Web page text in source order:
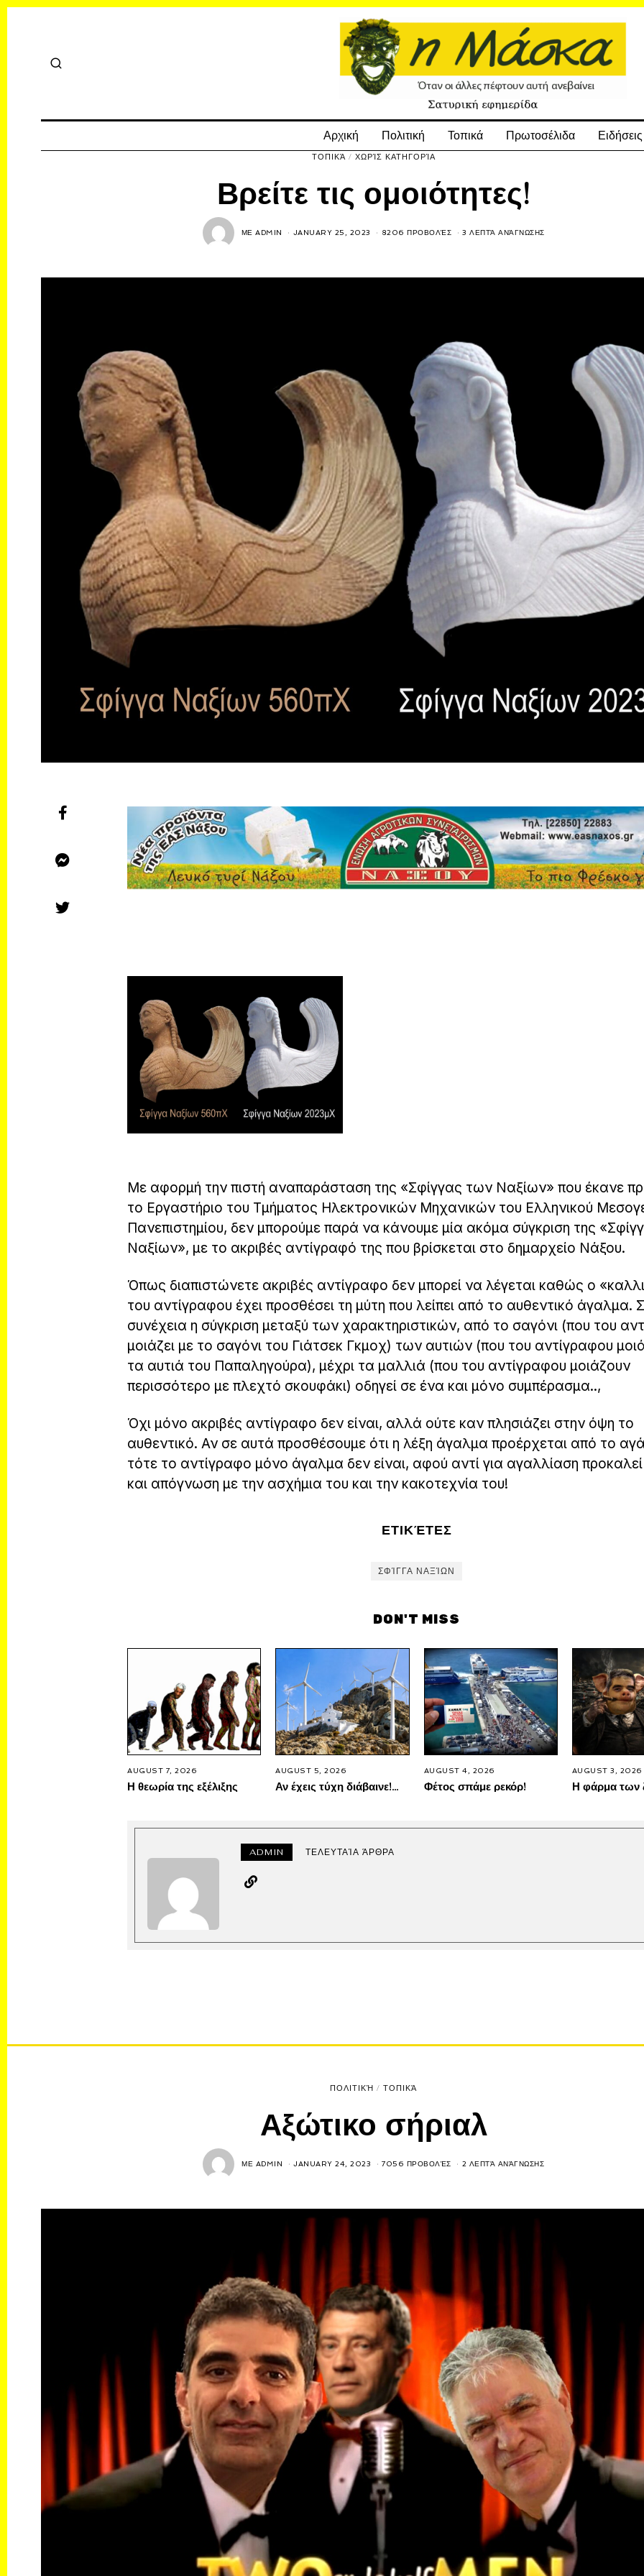
Αρχική Πολιτική Τοπικά Πρωτοσέλιδα Ειδήσεις
ΤΟΠΙΚΆ / ΧΩΡΊΣ ΚΑΤΗΓΟΡΊΑ
Βρείτε τις ομοιότητες!
ΜΕ ADMIN JANUARY 25, 2023 8206 ΠΡΟΒΟΛΈΣ 3 ΛΕΠΤΆ ΑΝΆΓΝΩΣΗΣ
Με αφορμή την πιστή αναπαράσταση της «Σφίγγας των Ναξίων» που έκανε
το Εργαστήριο του Τμήματος Ηλεκτρονικών Μηχανικών του Ελληνικού
Πανεπιστημίου, δεν μπορούμε παρά να κάνουμε μία ακόμα σύγκριση της
Ναξίων», με το ακριβές αντίγραφό της που βρίσκεται στο δημαρχείο Νάξου.
Όπως διαπιστώνετε ακριβές αντίγραφο δεν μπορεί να λέγεται καθώς ο
του αντίγραφου έχει προσθέσει τη μύτη που λείπει από το αυθεντικό άγαλμα.
συνέχεια η σύγκριση μεταξύ των χαρακτηριστικών, από το σαγόνι (που του
μοιάζει με το σαγόνι του Γιάτσεκ Γκμοχ) των αυτιών (που του αντίγραφου
τα αυτιά του Παπαληγούρα), μέχρι τα μαλλιά (που του αντίγραφου μοιάζουν
περισσότερο με πλεχτό σκουφάκι) οδηγεί σε ένα και μόνο συμπέρασμα..,
Όχι μόνο ακριβές αντίγραφο δεν είναι, αλλά ούτε καν πλησιάζει στην όψη το
αυθεντικό. Αν σε αυτά προσθέσουμε ότι η λέξη άγαλμα προέρχεται από το
τότε το αντίγραφο μόνο άγαλμα δεν είναι, αφού αντί για αγαλλίαση
και απόγνωση με την ασχήμια του και την κακοτεχνία του!
ΕΤΙΚΈΤΕΣ
ΣΦΊΓΓΑ ΝΑΞΊΩΝ
DON'T MISS
AUGUST 7, 2026
Η θεωρία της εξέλιξης
AUGUST 5, 2026
Αν έχεις τύχη διάβαινε!…
AUGUST 4, 2026
Φέτος σπάμε ρεκόρ!
AUGUST 3, 2026
Η φάρμα των
ADMIN ΤΕΛΕΥΤΑΊΑ ΆΡΘΡΑ
ΠΟΛΙΤΙΚΉ / ΤΟΠΙΚΆ
Αξώτικο σήριαλ
ΜΕ ADMIN JANUARY 24, 2023 7056 ΠΡΟΒΟΛΈΣ 2 ΛΕΠΤΆ ΑΝΆΓΝΩΣΗΣ